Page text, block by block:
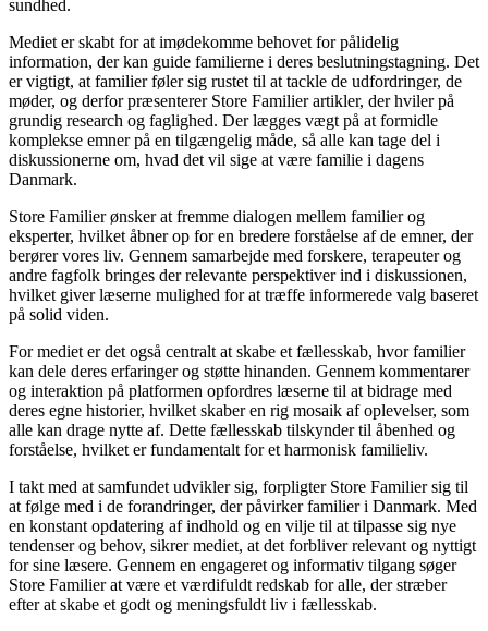
sundhed.
Mediet er skabt for at imødekomme behovet for pålidelig
information, der kan guide familierne i deres beslutningstagning. Det
er vigtigt, at familier føler sig rustet til at tackle de udfordringer, de
møder, og derfor præsenterer Store Familier artikler, der hviler på
grundig research og faglighed. Der lægges vægt på at formidle
komplekse emner på en tilgængelig måde, så alle kan tage del i
diskussionerne om, hvad det vil sige at være familie i dagens
Danmark.
Store Familier ønsker at fremme dialogen mellem familier og
eksperter, hvilket åbner op for en bredere forståelse af de emner, der
berører vores liv. Gennem samarbejde med forskere, terapeuter og
andre fagfolk bringes der relevante perspektiver ind i diskussionen,
hvilket giver læserne mulighed for at træffe informerede valg baseret
på solid viden.
For mediet er det også centralt at skabe et fællesskab, hvor familier
kan dele deres erfaringer og støtte hinanden. Gennem kommentarer
og interaktion på platformen opfordres læserne til at bidrage med
deres egne historier, hvilket skaber en rig mosaik af oplevelser, som
alle kan drage nytte af. Dette fællesskab tilskynder til åbenhed og
forståelse, hvilket er fundamentalt for et harmonisk familieliv.
I takt med at samfundet udvikler sig, forpligter Store Familier sig til
at følge med i de forandringer, der påvirker familier i Danmark. Med
en konstant opdatering af indhold og en vilje til at tilpasse sig nye
tendenser og behov, sikrer mediet, at det forbliver relevant og nyttigt
for sine læsere. Gennem en engageret og informativ tilgang søger
Store Familier at være et værdifuldt redskab for alle, der stræber
efter at skabe et godt og meningsfuldt liv i fællesskab.